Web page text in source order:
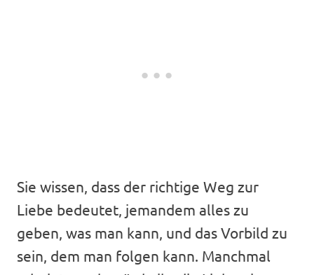
Sie wissen, dass der richtige Weg zur
Liebe bedeutet, jemandem alles zu
geben, was man kann, und das Vorbild zu
sein, dem man folgen kann. Manchmal